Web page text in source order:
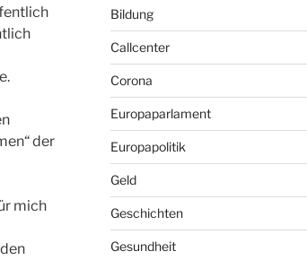
der
mich
Bildung
Callcenter
Corona
Europaparlament
Europapolitik
Geld
Geschichten
Gesundheit